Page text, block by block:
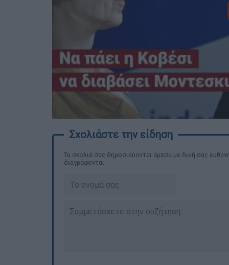
Τα σχολιά σας δημοσιεύονται άμεσα με δική σας
διαγράφονται